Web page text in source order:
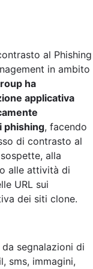
al Phishing
in ambito
ha
applicativa
phishing, facendo
di contrasto al
alla
alle attività di
URL sui
dei siti clone.
segnalazioni di
sms, immagini,